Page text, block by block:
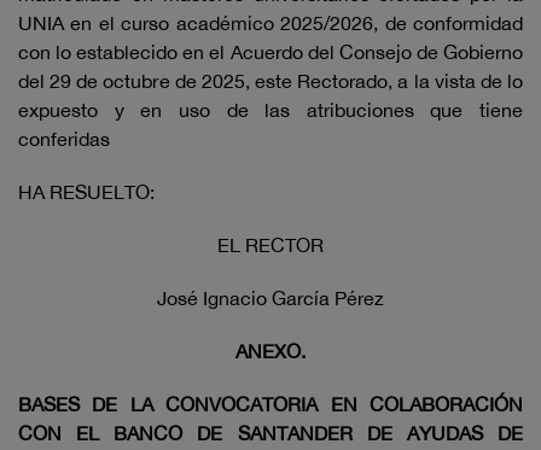
UNIA en el curso académico 2025/2026, de conformidad
con lo establecido en el Acuerdo del Consejo de Gobierno
del 29 de octubre de 2025, este Rectorado, a la vista de lo
expuesto y en uso de las atribuciones que tiene
conferidas
HA RESUELTO:
EL RECTOR
José Ignacio García Pérez
ANEXO.
BASES DE LA CONVOCATORIA EN COLABORACIÓN
CON EL BANCO DE SANTANDER DE AYUDAS DE